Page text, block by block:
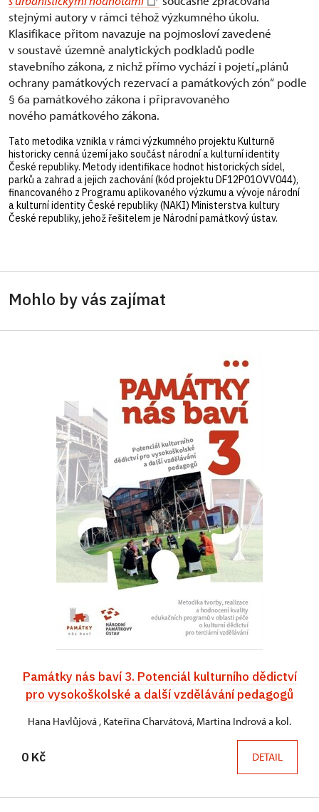
stejnými autory v rámci téhož výzkumného úkolu.
Klasifikace přitom navazuje na pojmosloví zavedené
v soustavě územně analytických podkladů podle
stavebního zákona, z nichž přímo vychází i pojetí „plánů
ochrany památkových rezervací a památkových zón“ podle
§ 6a památkového zákona i připravovaného
nového památkového zákona.
Tato metodika vznikla v rámci výzkumného projektu Kulturně
historicky cenná území jako součást národní a kulturní identity
České republiky. Metody identifikace hodnot historických sídel,
parků a zahrad a jejich zachování (kód projektu DF12P01OVV044),
financovaného z Programu aplikovaného výzkumu a vývoje národní
a kulturní identity České republiky (NAKI) Ministerstva kultury
České republiky, jehož řešitelem je Národní památkový ústav.
Mohlo by vás zajímat
Památky nás baví 3. Potenciál kulturního dědictví
pro vysokoškolské a další vzdělávání pedagogů
Hana Havlůjová , Kateřina Charvátová, Martina Indrová a kol.
0 Kč DETAIL